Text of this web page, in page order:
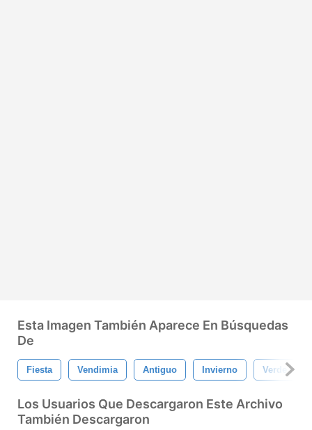
Esta Imagen También Aparece En Búsquedas
De
Fiesta Vendimia Antiguo Invierno Verde
Los Usuarios Que Descargaron Este Archivo
También Descargaron